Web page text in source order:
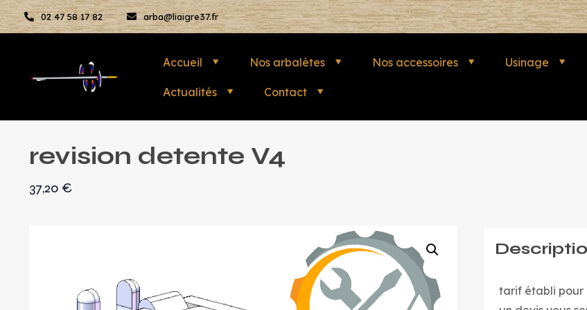
02 47 58 17 82 arba@liaigre37.fr
Accueil Nos arbalètes Nos accessoires Usinage
Actualités Contact
revision detente V4
37,20 €
tarif établi pour